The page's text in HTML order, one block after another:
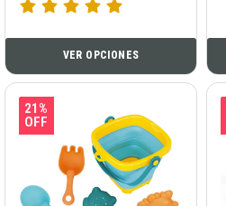
VER OPCIONES
21%
OFF